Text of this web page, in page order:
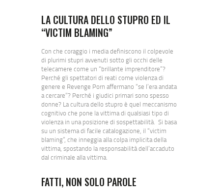
LA CULTURA DELLO STUPRO ED IL
“VICTIM BLAMING”
Con che coraggio i media definiscono il colpevole
di plurimi stupri avvenuti sotto gli occhi delle
telecamere come un “brillante imprenditore”?
Perché gli spettatori di reati come violenza di
genere e Revenge Porn affermano “se l’era andata
a cercare”? Perché i giudici primari sono spesso
donne? La cultura dello stupro è quel meccanismo
cognitivo che pone la vittima di qualsiasi tipo di
violenza in una posizione di sospettabilità. Si basa
su un sistema di facile catalogazione, il “victim
blaming”, che inneggia alla colpa implicita della
vittima, spostando la responsabilità dell’accaduto
dal criminale alla vittima.
FATTI, NON SOLO PAROLE